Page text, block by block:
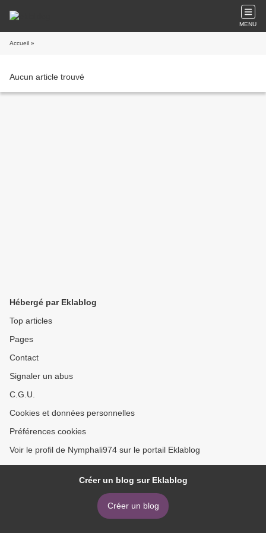
MENU
Accueil »
Aucun article trouvé
Hébergé par Eklablog
Top articles
Pages
Contact
Signaler un abus
C.G.U.
Cookies et données personnelles
Préférences cookies
Voir le profil de Nymphali974 sur le portail Eklablog
Créer un blog sur Eklablog
Créer un blog